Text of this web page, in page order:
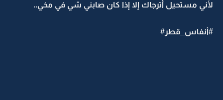
لأني مستحيل أترجاك إلا إذا كان صابني شي في مخي..
#أنفاس_قطر#